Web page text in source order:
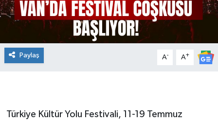
Paylaş A- A+
Türkiye Kültür Yolu Festivali, 11-19 Temmuz